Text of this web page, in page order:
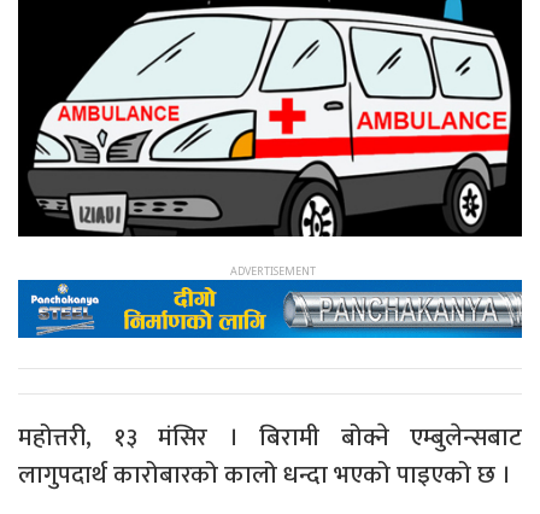
महोत्तरी, १३ मंसिर । बिरामी बोक्ने एम्बुलेन्सबाट
लागुपदार्थ कारोबारको कालो धन्दा भएको पाइएको छ ।